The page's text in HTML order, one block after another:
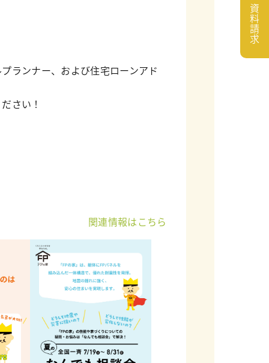
ランナー、および住宅ローンアド
さい！
関連情報はこちら
資
料
請
求